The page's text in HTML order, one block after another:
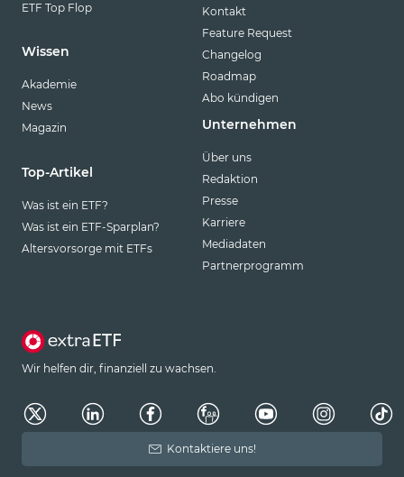
ETF Top Flop
Wissen
Akademie
News
Magazin
Top-Artikel
Was ist ein ETF?
Was ist ein ETF-Sparplan?
Altersvorsorge mit ETFs
Kontakt
Feature Request
Changelog
Roadmap
Abo kündigen
Unternehmen
Über uns
Redaktion
Presse
Karriere
Mediadaten
Partnerprogramm
Wir helfen dir, finanziell zu wachsen.
Kontaktiere uns!